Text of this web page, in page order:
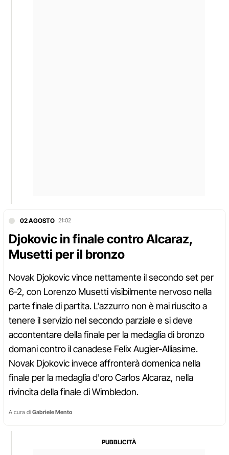
02 AGOSTO 21:02
Djokovic in finale contro Alcaraz,
Musetti per il bronzo
Novak Djokovic vince nettamente il secondo set per
6-2, con Lorenzo Musetti visibilmente nervoso nella
parte finale di partita. L'azzurro non è mai riuscito a
tenere il servizio nel secondo parziale e si deve
accontentare della finale per la medaglia di bronzo
domani contro il canadese Felix Augier-Alliasime.
Novak Djokovic invece affronterà domenica nella
finale per la medaglia d'oro Carlos Alcaraz, nella
rivincita della finale di Wimbledon.
A cura di Gabriele Mento